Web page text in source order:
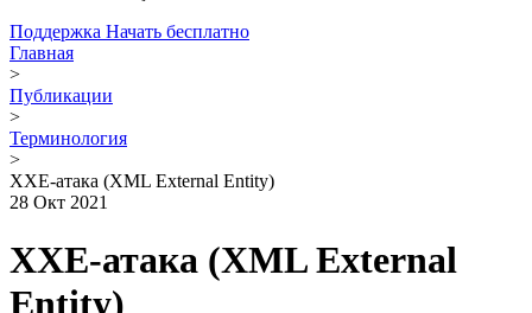
Поддержка Начать бесплатно
Главная
>
Публикации
>
Терминология
>
XXE-атака (XML External Entity)
28 Окт 2021
XXE-атака (XML External
Entity)